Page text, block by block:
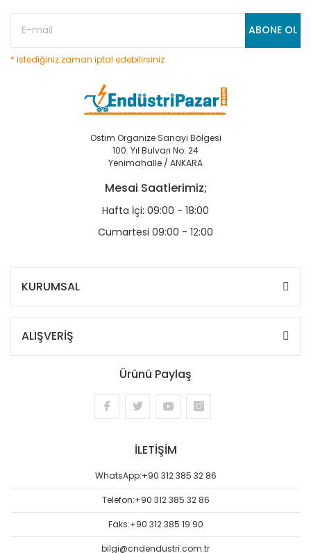
ABONE OL
* istediğiniz zaman iptal edebilirsiniz
Ostim Organize Sanayi Bölgesi
100. Yıl Bulvarı No: 24
Yenimahalle / ANKARA
Mesai Saatlerimiz;
Hafta İçi: 09:00 - 18:00
Cumartesi 09:00 - 12:00
KURUMSAL
ALIŞVERİŞ
Ürünü Paylaş
İLETİŞİM
WhatsApp:+90 312 385 32 86
Telefon:+90 312 385 32 86
Faks:+90 312 385 19 90
bilgi@cndendustri.com.tr